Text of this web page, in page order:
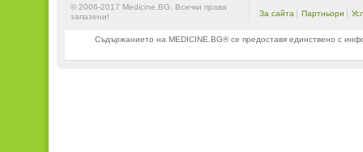
© 2006-2017 Medicine.BG. Всички права
запазени!
За сайта Партньори
Съдържанието на MEDICINE.BG® се предоставя единствено с